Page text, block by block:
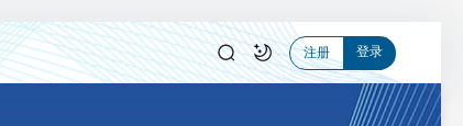
注册 登录